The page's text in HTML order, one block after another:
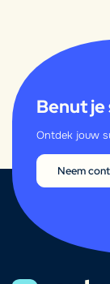
Benut
Ontdek jouw
Neem